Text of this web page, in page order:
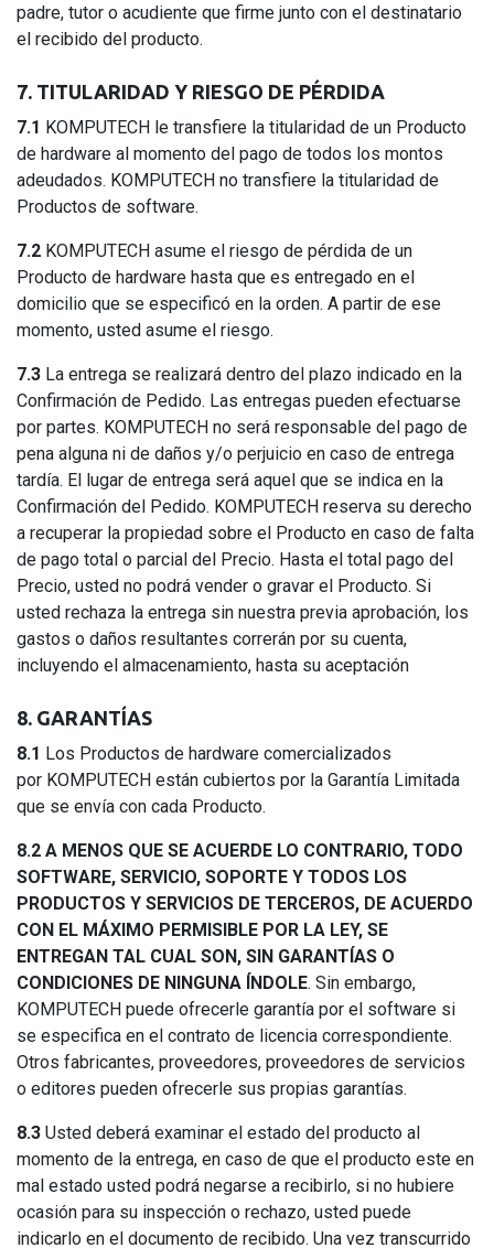
padre, tutor o acudiente que firme junto con el destinatario
el recibido del producto.
7. TITULARIDAD Y RIESGO DE PÉRDIDA
7.1 KOMPUTECH le transfiere la titularidad de un Producto
de hardware al momento del pago de todos los montos
adeudados. KOMPUTECH no transfiere la titularidad de
Productos de software.
7.2 KOMPUTECH asume el riesgo de pérdida de un
Producto de hardware hasta que es entregado en el
domicilio que se especificó en la orden. A partir de ese
momento, usted asume el riesgo.
7.3 La entrega se realizará dentro del plazo indicado en la
Confirmación de Pedido. Las entregas pueden efectuarse
por partes. KOMPUTECH no será responsable del pago de
pena alguna ni de daños y/o perjuicio en caso de entrega
tardía. El lugar de entrega será aquel que se indica en la
Confirmación del Pedido. KOMPUTECH reserva su derecho
a recuperar la propiedad sobre el Producto en caso de falta
de pago total o parcial del Precio. Hasta el total pago del
Precio, usted no podrá vender o gravar el Producto. Si
usted rechaza la entrega sin nuestra previa aprobación, los
gastos o daños resultantes correrán por su cuenta,
incluyendo el almacenamiento, hasta su aceptación
8. GARANTÍAS
8.1 Los Productos de hardware comercializados
por KOMPUTECH están cubiertos por la Garantía Limitada
que se envía con cada Producto.
8.2 A MENOS QUE SE ACUERDE LO CONTRARIO, TODO
SOFTWARE, SERVICIO, SOPORTE Y TODOS LOS
PRODUCTOS Y SERVICIOS DE TERCEROS, DE ACUERDO
CON EL MÁXIMO PERMISIBLE POR LA LEY, SE
ENTREGAN TAL CUAL SON, SIN GARANTÍAS O
CONDICIONES DE NINGUNA ÍNDOLE. Sin embargo,
KOMPUTECH puede ofrecerle garantía por el software si
se especifica en el contrato de licencia correspondiente.
Otros fabricantes, proveedores, proveedores de servicios
o editores pueden ofrecerle sus propias garantías.
8.3 Usted deberá examinar el estado del producto al
momento de la entrega, en caso de que el producto este en
mal estado usted podrá negarse a recibirlo, si no hubiere
ocasión para su inspección o rechazo, usted puede
indicarlo en el documento de recibido. Una vez transcurrido